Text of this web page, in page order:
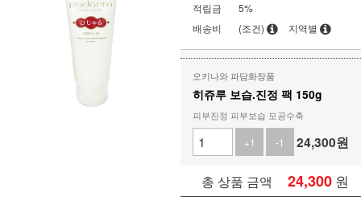
적립금
5%
배송비
(조건) 지역별
오키나와 파담화장품
히쥬루 보습.진정 팩 150g
피부진정 피부보습 모공수축
+1 -1 24,300원
총 상품 금액 24,300 원